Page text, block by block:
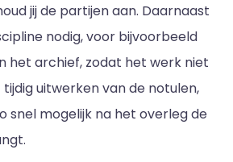
jij de partijen aan. Daarnaast
nodig, voor bijvoorbeeld
het archief, zodat het werk niet
uitwerken van de notulen,
snel mogelijk na het overleg de